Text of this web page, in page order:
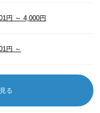
円 ～ 4,000円
円 ～
る